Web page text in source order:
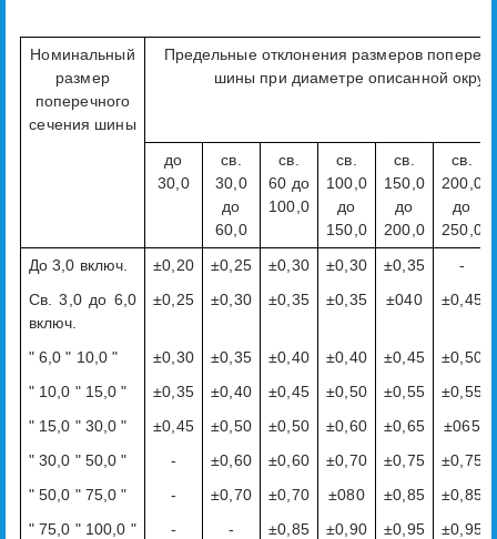
Номинальный
размер
поперечного
сечения шины
Предельные отклонения размеров
шины при диаметре описанной
до
30,0
св.
30,0
до
60,0
св.
60 до
100,0
св.
100,0
до
150,0
св.
150,0
до
200,0
св.
200,0
до
250,0
До 3,0 включ.
±0,20 ±0,25 ±0,30 ±0,30 ±0,35
-
Св. 3,0 до 6,0
включ.
±0,25 ±0,30 ±0,35 ±0,35 ±040 ±0,45
" 6,0 " 10,0 " ±0,30 ±0,35 ±0,40 ±0,40 ±0,45
±0,50
" 10,0 " 15,0 "
±0,35 ±0,40 ±0,45 ±0,50 ±0,55
±0,55
" 15,0 " 30,0 "
±0,45 ±0,50 ±0,50 ±0,60 ±0,65
±065
" 30,0 " 50,0 "
- ±0,60 ±0,60 ±0,70 ±0,75
±0,75
" 50,0 " 75,0 "
- ±0,70 ±0,70 ±080 ±0,85
±0,85
" 75,0 " 100,0 "
- - ±0,85 ±0,90 ±0,95
±0,95